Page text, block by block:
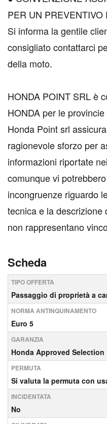
PER UN PREVENTIVO
Si informa la gentile
consigliato contattarci
della moto.
HONDA POINT SRL è
HONDA per le
Honda Point srl
ragionevole sforzo per
informazioni riportate
comunque vi
incongruenze riguardo
tecnica e la descrizione
non rappresentano
Scheda
TIPO OFFERTA
Passaggio di proprietà a
NORMA ANTINQUINAMENTO
Euro 5
GARANZIA
Honda Approved Selection
PERMUTA
Si valuta la permuta con
INCIDENTATA
No